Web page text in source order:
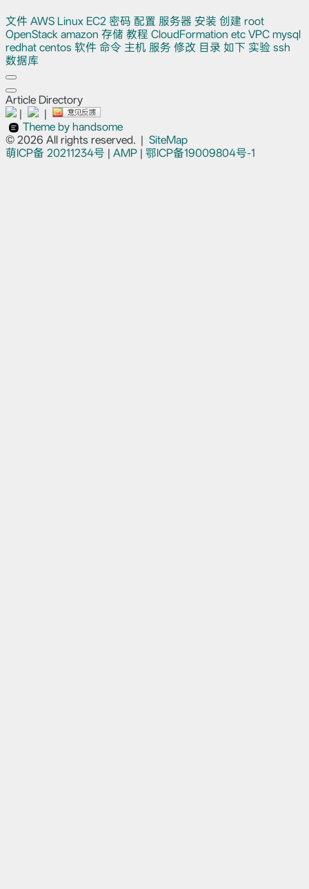
文件 AWS Linux EC2 密码 配置 服务器 安装 创建 root
OpenStack amazon 存储 教程 CloudFormation etc VPC mysql
redhat centos 软件 命令 主机 服务 修改 目录 如下 实验 ssh
数据库
Article Directory
|
|
Theme by handsome
© 2026 All rights reserved. | SiteMap
萌ICP备 20211234号 | AMP | 鄂ICP备19009804号-1